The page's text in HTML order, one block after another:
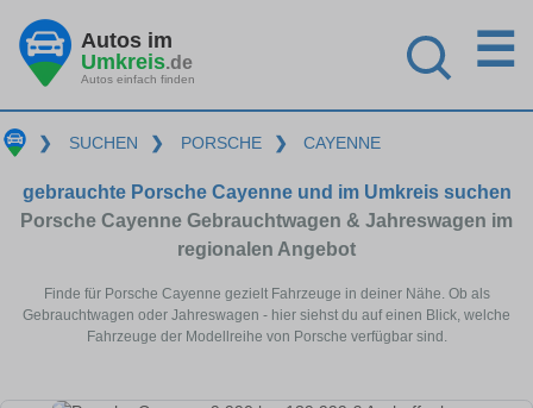
Autos im
Umkreis.de
Autos einfach finden
☰
❯ SUCHEN ❯ PORSCHE ❯ CAYENNE
gebrauchte Porsche Cayenne und im Umkreis suchen
Porsche Cayenne Gebrauchtwagen & Jahreswagen im
regionalen Angebot
Finde für Porsche Cayenne gezielt Fahrzeuge in deiner Nähe. Ob als
Gebrauchtwagen oder Jahreswagen - hier siehst du auf einen Blick, welche
Fahrzeuge der Modellreihe von Porsche verfügbar sind.